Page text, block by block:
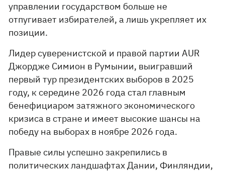
управлении государством больше не
отпугивает избирателей, а лишь укрепляет их
позиции.
Лидер суверенистской и правой партии AUR
Джордже Симион в Румынии, выигравший
первый тур президентских выборов в 2025
году, к середине 2026 года стал главным
бенефициаром затяжного экономического
кризиса в стране и имеет высокие шансы на
победу на выборах в ноябре 2026 года.
Правые силы успешно закрепились в
политических ландшафтах Дании, Финляндии,